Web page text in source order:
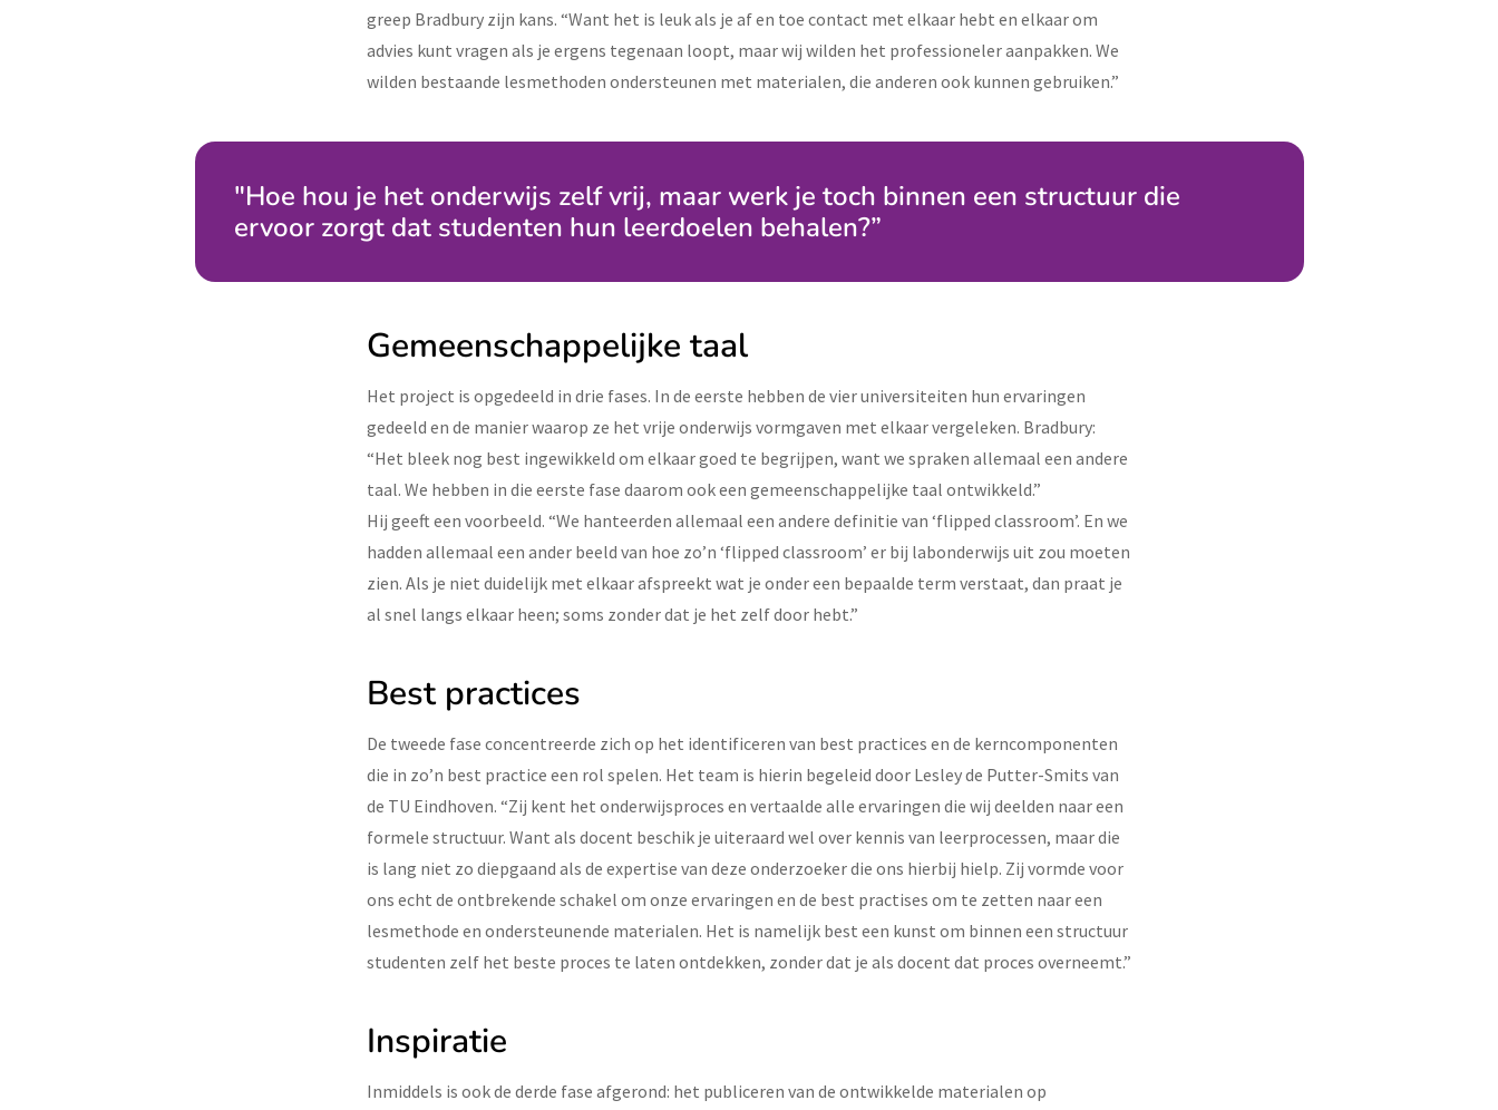
greep Bradbury zijn kans. “Want het is leuk als je af en toe contact met elkaar hebt en elkaar om
advies kunt vragen als je ergens tegenaan loopt, maar wij wilden het professioneler aanpakken. We
wilden bestaande lesmethoden ondersteunen met materialen, die anderen ook kunnen gebruiken.”
"Hoe hou je het onderwijs zelf vrij, maar werk je toch binnen een structuur die
ervoor zorgt dat studenten hun leerdoelen behalen?”
Gemeenschappelijke taal
Het project is opgedeeld in drie fases. In de eerste hebben de vier universiteiten hun ervaringen
gedeeld en de manier waarop ze het vrije onderwijs vormgaven met elkaar vergeleken. Bradbury:
“Het bleek nog best ingewikkeld om elkaar goed te begrijpen, want we spraken allemaal een andere
taal. We hebben in die eerste fase daarom ook een gemeenschappelijke taal ontwikkeld.”
Hij geeft een voorbeeld. “We hanteerden allemaal een andere definitie van ‘flipped classroom’. En we
hadden allemaal een ander beeld van hoe zo’n ‘flipped classroom’ er bij labonderwijs uit zou moeten
zien. Als je niet duidelijk met elkaar afspreekt wat je onder een bepaalde term verstaat, dan praat je
al snel langs elkaar heen; soms zonder dat je het zelf door hebt.”
Best practices
De tweede fase concentreerde zich op het identificeren van best practices en de kerncomponenten
die in zo’n best practice een rol spelen. Het team is hierin begeleid door Lesley de Putter-Smits van
de TU Eindhoven. “Zij kent het onderwijsproces en vertaalde alle ervaringen die wij deelden naar een
formele structuur. Want als docent beschik je uiteraard wel over kennis van leerprocessen, maar die
is lang niet zo diepgaand als de expertise van deze onderzoeker die ons hierbij hielp. Zij vormde voor
ons echt de ontbrekende schakel om onze ervaringen en de best practises om te zetten naar een
lesmethode en ondersteunende materialen. Het is namelijk best een kunst om binnen een structuur
studenten zelf het beste proces te laten ontdekken, zonder dat je als docent dat proces overneemt.”
Inspiratie
Inmiddels is ook de derde fase afgerond: het publiceren van de ontwikkelde materialen op